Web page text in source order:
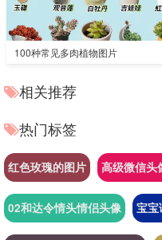
100种常见多肉植物图片
相关推荐
热门标签
红色玫瑰的图片 高级微信头
02和达令情头情侣头像 宝宝